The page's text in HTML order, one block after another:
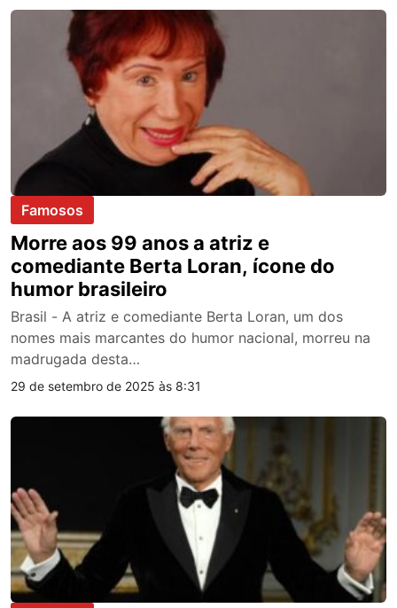
Famosos
Morre aos 99 anos a atriz e
comediante Berta Loran, ícone do
humor brasileiro
Brasil - A atriz e comediante Berta Loran, um dos
nomes mais marcantes do humor nacional, morreu na
madrugada desta…
29 de setembro de 2025 às 8:31